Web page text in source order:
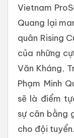
Vietnam
Quang lại
quân Rising
của những
Văn Kháng,
Phạm Minh
sẽ là điểm
sự cân bằng
cho đội tuyển.